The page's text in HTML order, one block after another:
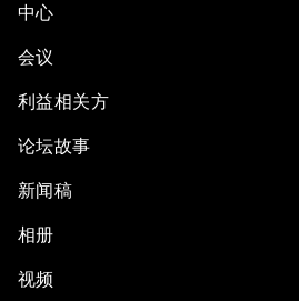
中心
会议
利益相关方
论坛故事
新闻稿
相册
视频